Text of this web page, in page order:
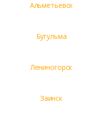
Альметьевск
Бугульма
Лениногорск
Заинск